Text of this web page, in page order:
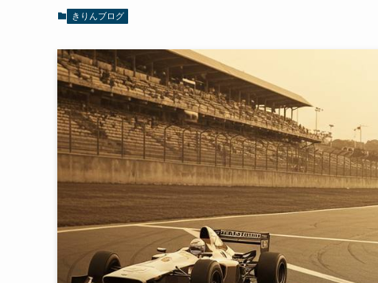
きりんブログ